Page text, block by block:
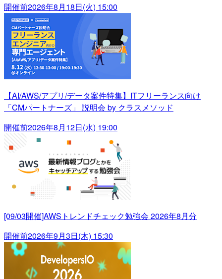
開催前2026年8月18日(火) 15:00
【AI/AWS/アプリ/データ案件特集】ITフリーランス向け
「CMパートナーズ」 説明会 by クラスメソッド
開催前2026年8月12日(水) 19:00
[09/03開催]AWSトレンドチェック勉強会 2026年8月分
開催前2026年9月3日(木) 15:30